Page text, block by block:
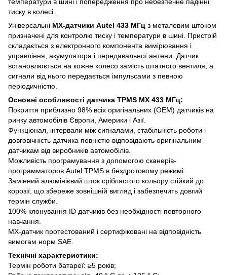
тиску в колесі.
Універсальні MX-датчики Autel 433 МГц з металевим штоком
призначені для контролю тиску і температури в шині. Пристрій
складається з електронного компонента вимірювання і
управління, акумулятора і передавальної антени. Датчик
встановлюється на кожне колесо замість штатного вентиля, а
сигнали від нього передається імпульсами з певною
періодичністю.
Основні особливості датчика TPMS MX 433 МГц:
Покриття приблизно 98% всіх оригінальних (ОЕМ) датчиків на
ринку автомобілів Європи, Америки і Азії.
Функціонал, інтервали між сигналами, стабільність роботи і
довговічність датчика повністю відповідають оригінальним
датчикам від виробників автомобілів.
Можливість програмування з допомогою сканерів-
программаторов Autel TPMS в бездротовому режимі.
Замінний алюмінієвий шток сріблястого кольору стійкий до
корозії, що збереже зовнішній вигляд і забезпечить довгий
термін служби.
100% клонування ID датчиків без необхідності повторного
навчання.
MX-датчик протестований і сертифіковані на відповідність
вимогам норм SAE.
Технічні характеристики:
Термін роботи батареї: ≥5 років;